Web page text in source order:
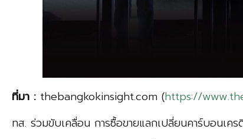
ที่มา : thebangkokinsight.com (https://
ทส. ร่วมขับเคลื่อน การซื้อขายแลกเปลี่ยนคาร์บอนเค